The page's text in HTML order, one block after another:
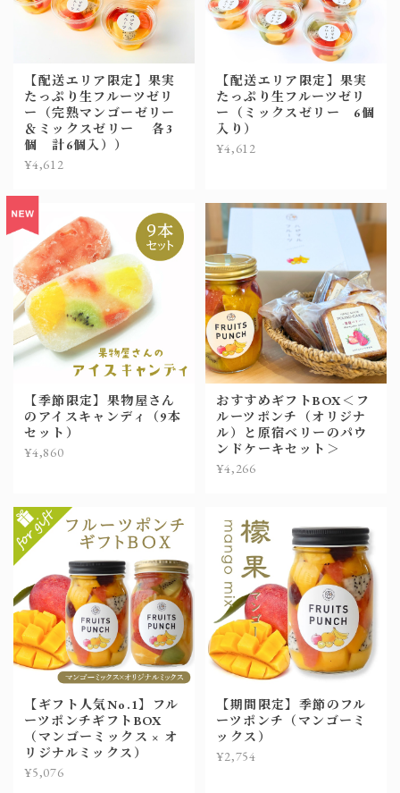
【配送エリア限定】果実
たっぷり生フルーツゼリ
ー（完熟マンゴーゼリー
＆ミックスゼリー 各3
個 計6個入））
¥4,612
【配送エリア限定】果実
たっぷり生フルーツゼリ
ー（ミックスゼリー 6個
入り）
¥4,612
【季節限定】果物屋さん
のアイスキャンディ（9本
セット）
¥4,860
おすすめギフトBOX＜フ
ルーツポンチ（オリジナ
ル）と原宿ベリーのパウ
ンドケーキセット＞
¥4,266
【ギフト人気No.1】フル
ーツポンチギフトBOX
（マンゴーミックス × オ
リジナルミックス）
¥5,076
【期間限定】季節のフル
ーツポンチ（マンゴーミ
ックス）
¥2,754